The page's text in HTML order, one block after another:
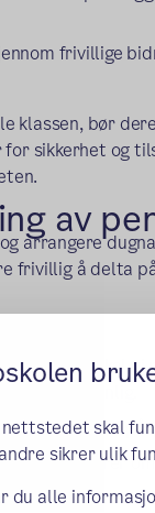
skal
sikrer ulik
du alle
frivillige
klassen, bør
sikkerhet og
av
arrangere
frivillig å delta
skal gi
ikke er synlig.
for eksempel
informerer om